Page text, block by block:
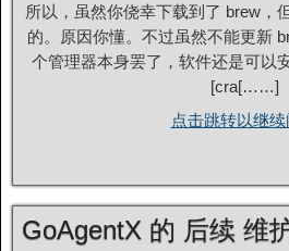
所以，虽然你侥幸下载到了 brew，
的。原因你懂。不过虽然不能更新
个管理器本身罢了，软件还是可以
[cra[……]
点击跳转以继
GoAgentX 的 后续 维